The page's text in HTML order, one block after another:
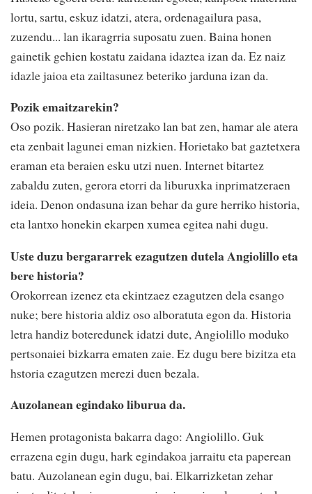
lortu, sartu, eskuz idatzi, atera, ordenagailura pasa,
zuzendu... lan ikaragrria suposatu zuen. Baina honen
gainetik gehien kostatu zaidana idaztea izan da. Ez naiz
idazle jaioa eta zailtasunez beteriko jarduna izan da.
Pozik emaitzarekin?
Oso pozik. Hasieran niretzako lan bat zen, hamar ale atera
eta zenbait lagunei eman nizkien. Horietako bat gaztetxera
eraman eta beraien esku utzi nuen. Internet bitartez
zabaldu zuten, gerora etorri da liburuxka inprimatzeraen
ideia. Denon ondasuna izan behar da gure herriko historia,
eta lantxo honekin ekarpen xumea egitea nahi dugu.
Uste duzu bergararrek ezagutzen dutela Angiolillo eta
bere historia?
Orokorrean izenez eta ekintzaez ezagutzen dela esango
nuke; bere historia aldiz oso alboratuta egon da. Historia
letra handiz boteredunek idatzi dute, Angiolillo moduko
pertsonaiei bizkarra ematen zaie. Ez dugu bere bizitza eta
hstoria ezagutzen merezi duen bezala.
Auzolanean egindako liburua da.
Hemen protagonista bakarra dago: Angiolillo. Guk
errazena egin dugu, hark egindakoa jarraitu eta paperean
batu. Auzolanean egin dugu, bai. Elkarrizketan zehar